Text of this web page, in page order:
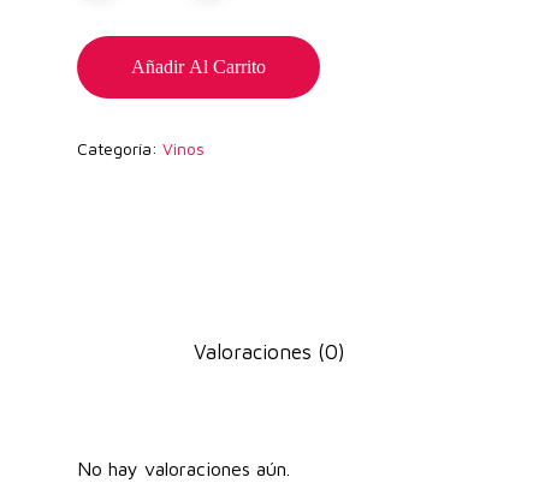
Añadir Al Carrito
Categoría: Vinos
Valoraciones (0)
No hay valoraciones aún.